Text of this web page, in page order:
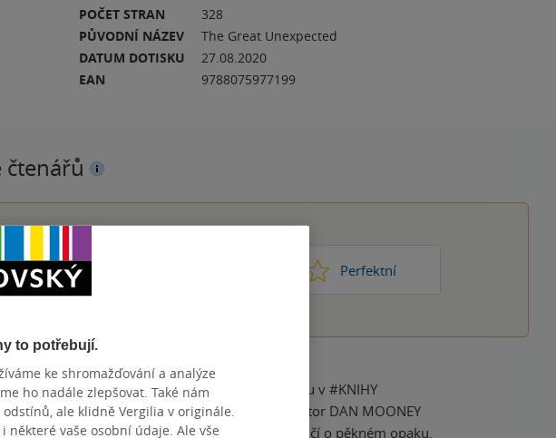
POČET STRAN
328
PŮVODNÍ NÁZEV
The Great Unexpected
DATUM DOTISKU
27.08.2020
EAN
9788075977199
čtenářů
z 5 Perfektní
čtení, neváhala jsem. 📚Ještě za akční cenu v #KNIHY
DOBRODRUŽSTVÍ PANA MONROEA 💗 autor DAN MOONEY
to potřebují.
ke shromažďování a analýze
ho nadále zlepšovat. Také nám
ale klidně Vergilia v originále.
vaše osobní údaje. Ale vše